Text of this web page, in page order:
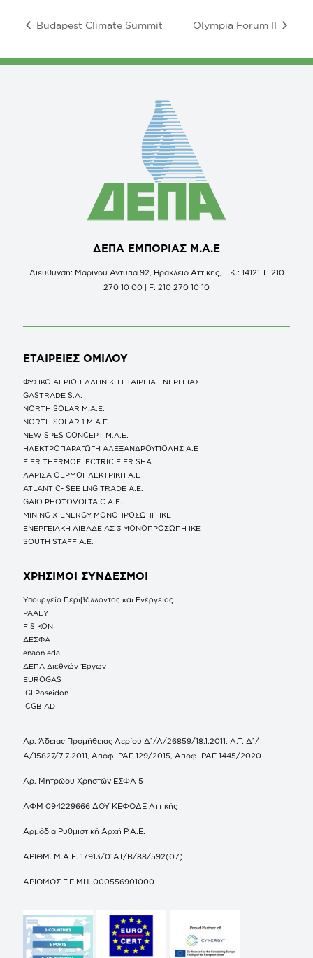
Budapest Climate Summit Olympia Forum II
ΔΕΠΑ ΕΜΠΟΡΙΑΣ Μ.Α.Ε
Διεύθυνση: Μαρίνου Αντύπα 92, Ηράκλειο Αττικής, Τ.Κ.: 14121 Τ: 210
270 10 00 | F: 210 270 10 10
ΕΤΑΙΡΕΙΕΣ ΟΜΙΛΟΥ
ΦΥΣΙΚΟ ΑΕΡΙΟ-ΕΛΛΗΝΙΚΗ ΕΤΑΙΡΕΙΑ ΕΝΕΡΓΕΙΑΣ
GASTRADE S.A.
NORTH SOLAR M.Α.Ε.
NORTH SOLAR 1 M.Α.Ε.
NEW SPES CONCEPT Μ.Α.Ε.
ΗΛΕΚΤΡΟΠΑΡΑΓΩΓΗ ΑΛΕΞΑΝΔΡΟΥΠΟΛΗΣ A.E
FIER THERMOELECTRIC FIER SHA
ΛΑΡΙΣΑ ΘΕΡΜΟΗΛΕΚΤΡΙΚΗ A.E
ATLANTIC- SEE LNG TRADE A.E.
GAIO PHOTOVOLTAIC Α.Ε.
MINING X ENERGY ΜΟΝΟΠΡΟΣΩΠΗ ΙΚΕ
ΕΝΕΡΓΕΙΑΚΗ ΛΙΒΑΔΕΙΑΣ 3 ΜΟΝΟΠΡΟΣΩΠΗ ΙΚΕ
SOUTH STAFF Α.Ε.
ΧΡΗΣΙΜΟΙ ΣΥΝΔΕΣΜΟΙ
Υπουργείο Περιβάλλοντος και Ενέργειας
ΡΑΑΕΥ
FISIKON
ΔΕΣΦΑ
enaon eda
ΔΕΠΑ Διεθνών Έργων
EUROGAS
IGI Poseidon
ICGB AD
Αρ. Άδειας Προμήθειας Αερίου Δ1/Α/26859/18.1.2011, Α.Τ. Δ1/
Α/15827/7.7.2011, Αποφ. ΡΑΕ 129/2015, Αποφ. ΡΑΕ 1445/2020
Αρ. Μητρώου Χρηστών ΕΣΦΑ 5
ΑΦΜ 094229666 ΔΟΥ ΚΕΦΟΔΕ Αττικής
Αρμόδια Ρυθμιστική Αρχή Ρ.Α.Ε.
ΑΡΙΘΜ. Μ.Α.Ε. 17913/01ΑΤ/Β/88/592(07)
ΑΡΙΘΜΟΣ Γ.Ε.ΜΗ. 000556901000